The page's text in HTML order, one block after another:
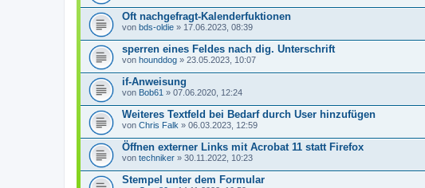
Oft nachgefragt-Kalenderfuktionen
von bds-oldie » 17.06.2023, 08:39
sperren eines Feldes nach dig. Unterschrift
von hounddog » 23.05.2023, 10:07
if-Anweisung
von Bob61 » 07.06.2020, 12:24
Weiteres Textfeld bei Bedarf durch User hinzufügen
von Chris Falk » 06.03.2023, 12:59
Öffnen externer Links mit Acrobat 11 statt Firefox
von techniker » 30.11.2022, 10:23
Stempel unter dem Formular